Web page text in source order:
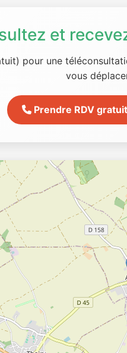
et
pour une
vous
Prendre RDV